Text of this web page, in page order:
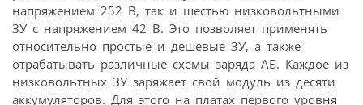
напряжением 252 В, так и шестью низковольтными
ЗУ с напряжением 42 В. Это позволяет применять
относительно простые и дешевые ЗУ, а также
отрабатывать различные схемы заряда АБ. Каждое из
низковольтных ЗУ заряжает свой модуль из десяти
аккумуляторов. Для этого на платах первого уровня